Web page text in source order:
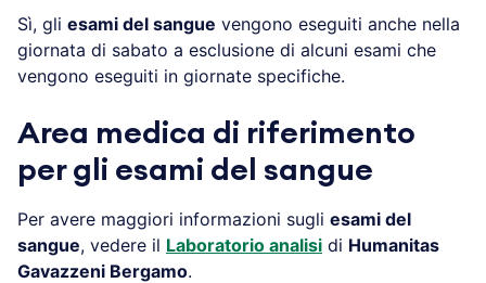
Sì, gli esami del sangue vengono eseguiti anche nella
giornata di sabato a esclusione di alcuni esami che
vengono eseguiti in giornate specifiche.
Area medica di riferimento
per gli esami del sangue
Per avere maggiori informazioni sugli esami del
sangue, vedere il Laboratorio analisi di Humanitas
Gavazzeni Bergamo.